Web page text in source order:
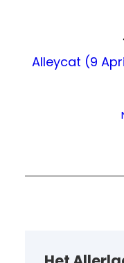
Alleycat (9